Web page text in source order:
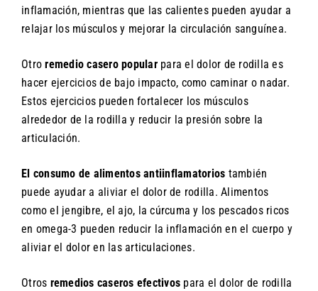
inflamación, mientras que las calientes pueden ayudar a
relajar los músculos y mejorar la circulación sanguínea.
Otroremedio casero popularpara el dolor de rodilla es
hacer ejercicios de bajo impacto, como caminar o nadar.
Estos ejercicios pueden fortalecer los músculos
alrededor de la rodilla y reducir la presión sobre la
articulación.
El consumo de alimentos antiinflamatorios también
puede ayudar a aliviar el dolor de rodilla. Alimentos
como el jengibre, el ajo, la cúrcuma y los pescados ricos
en omega-3 pueden reducir la inflamación en el cuerpo y
aliviar el dolor en las articulaciones.
Otros remedios caseros efectivos para el dolor de rodilla